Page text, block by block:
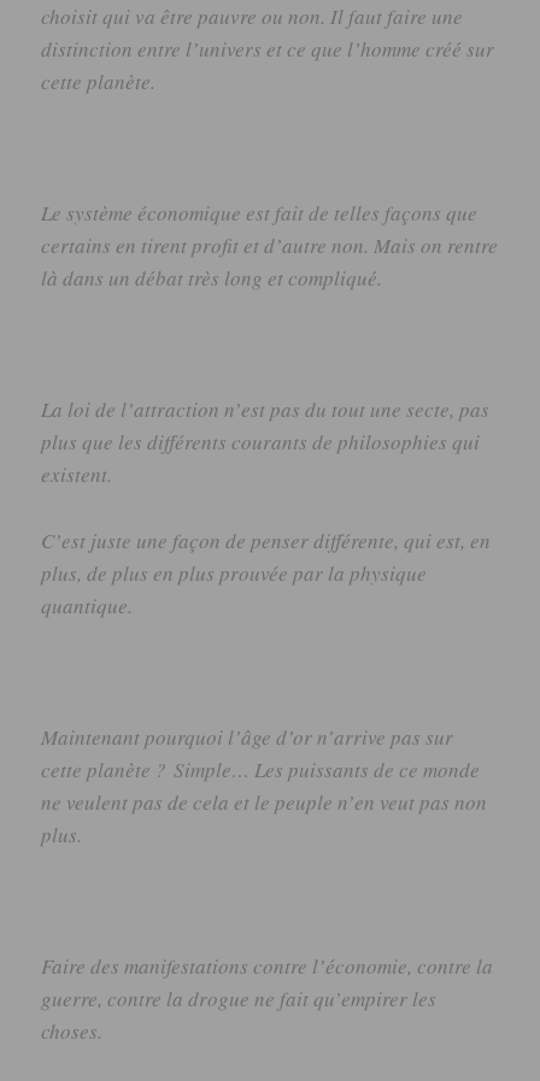
choisit qui va être pauvre ou non. Il faut faire une
distinction entre l’univers et ce que l’homme créé sur
cette planète.
Le système économique est fait de telles façons que
certains en tirent profit et d’autre non. Mais on rentre
là dans un débat très long et compliqué.
La loi de l’attraction n’est pas du tout une secte, pas
plus que les différents courants de philosophies qui
existent.
C’est juste une façon de penser différente, qui est, en
plus, de plus en plus prouvée par la physique
quantique.
Maintenant pourquoi l’âge d’or n’arrive pas sur
cette planète ? Simple… Les puissants de ce monde
ne veulent pas de cela et le peuple n’en veut pas non
plus.
Faire des manifestations contre l’économie, contre la
guerre, contre la drogue ne fait qu’empirer les
choses.